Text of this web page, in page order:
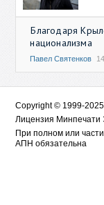
Благодаря
национализма
Павел Святенков
Copyright © 1999-
Лицензия
При полном или
АПН обязательна